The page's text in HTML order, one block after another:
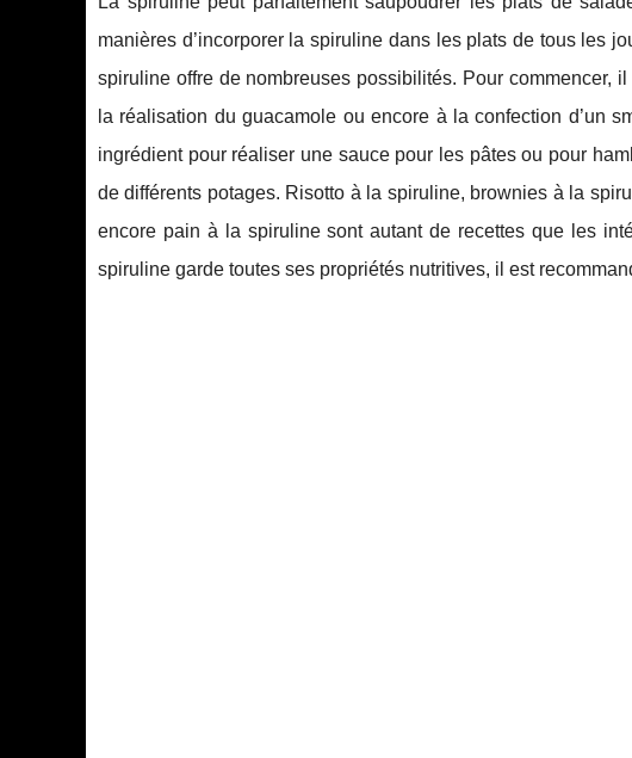
manières d’incorporer la spiruline dans les plats de tous les
spiruline offre de nombreuses possibilités. Pour commencer,
la réalisation du guacamole ou encore à la confection d’un
ingrédient pour réaliser une sauce pour les pâtes ou pour
de différents potages. Risotto à la spiruline, brownies à la
encore pain à la spiruline sont autant de recettes que les
spiruline garde toutes ses propriétés nutritives, il est